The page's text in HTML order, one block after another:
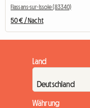
Flassans-sur-Issole (83340)
50 € / Nacht
Land
Währung